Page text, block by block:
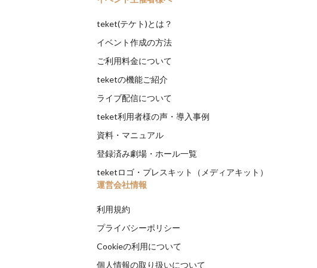
teket(テケト)とは？
イベント作成の方法
ご利用料金について
teketの機能ご紹介
ライブ配信について
teket利用者様の声・導入事例
資料・マニュアル
登録済み劇場・ホール一覧
teketロゴ・プレスキット（メディアキット）
運営会社情報
利用規約
プライバシーポリシー
Cookieの利用について
個人情報の取り扱いについて